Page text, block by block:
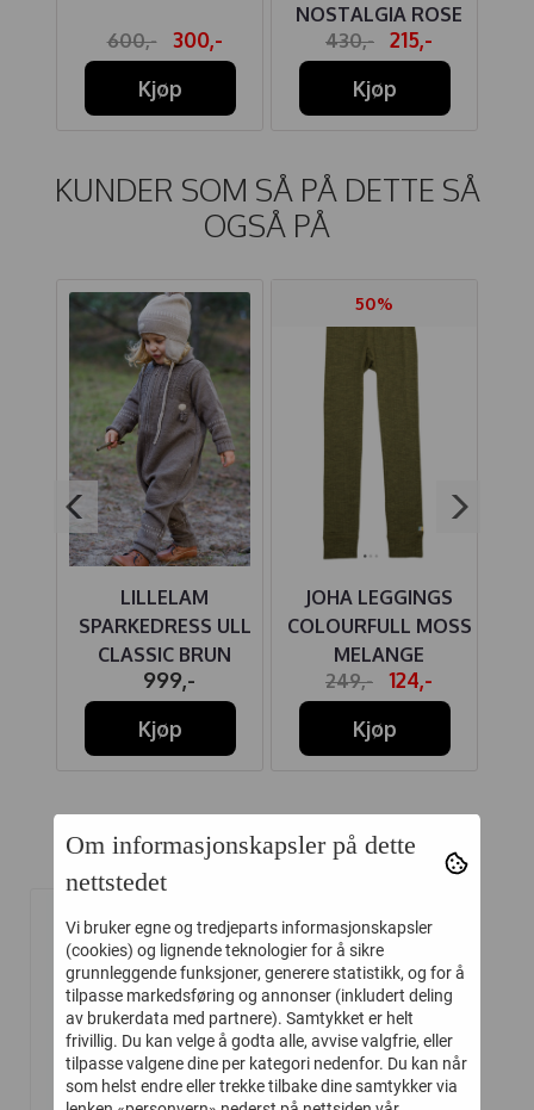
600,-
300,-
Kjøp
NOSTALGIA ROSE
430,-
215,-
Kjøp
KUNDER SOM SÅ PÅ DETTE SÅ
OGSÅ PÅ
LILLELAM
SPARKEDRESS ULL
CLASSIC BRUN
999,-
Kjøp
50%
JOHA LEGGINGS
COLOURFULL MOSS
MELANGE
249,-
124,-
Kjøp
Relaterte produkter
-50%
Om informasjonskapsler på dette
nettstedet
Vi bruker egne og tredjeparts informasjonskapsler
(cookies) og lignende teknologier for å sikre
grunnleggende funksjoner, generere statistikk, og for å
tilpasse markedsføring og annonser (inkludert deling
av brukerdata med partnere). Samtykket er helt
frivillig. Du kan velge å godta alle, avvise valgfrie, eller
tilpasse valgene dine per kategori nedenfor. Du kan når
som helst endre eller trekke tilbake dine samtykker via